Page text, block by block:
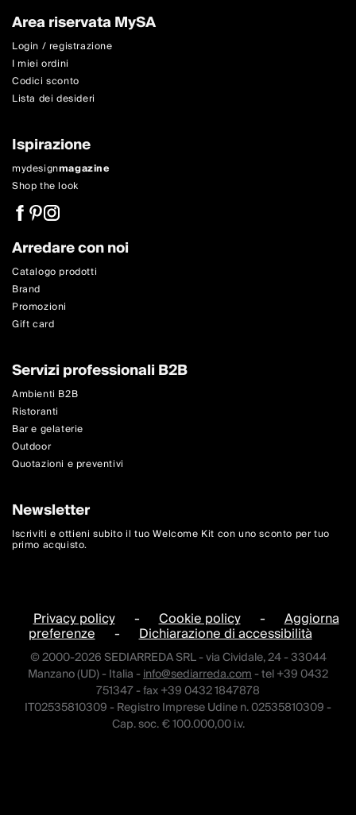
Area riservata MySA
Login / registrazione
I miei ordini
Codici sconto
Lista dei desideri
Ispirazione
mydesignmagazine
Shop the look
Arredare con noi
Catalogo prodotti
Brand
Promozioni
Gift card
Servizi professionali B2B
Ambienti B2B
Ristoranti
Bar e gelaterie
Outdoor
Quotazioni e preventivi
Newsletter
Iscriviti e ottieni subito il tuo Welcome Kit con uno sconto per tuo
primo acquisto.
Privacy policy - Cookie policy - Aggiorna
preferenze - Dichiarazione di accessibilità
© 2000-2026 SEDIARREDA SRL - via Cividale, 24 - 33044
Manzano (UD) - Italia -info@sediarreda.com- tel +39 0432
751347 - fax +39 0432 1847878
IT02535810309 - Registro Imprese Udine n. 02535810309 -
Cap. soc. € 100.000,00 i.v.